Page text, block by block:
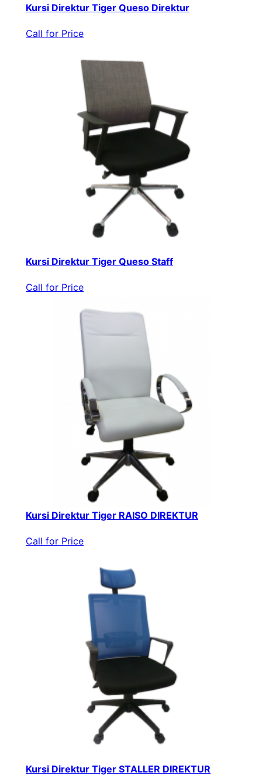
Kursi Direktur Tiger Queso Direktur
Call for Price
Kursi Direktur Tiger Queso Staff
Call for Price
Kursi Direktur Tiger RAISO DIREKTUR
Call for Price
Kursi Direktur Tiger STALLER DIREKTUR